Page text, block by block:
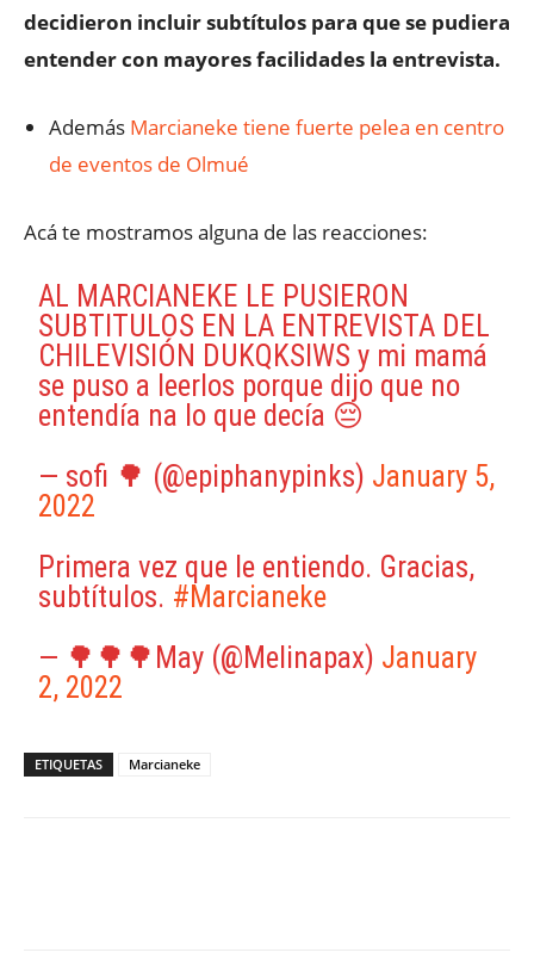
decidieron incluir subtítulos para que se pudiera
entender con mayores facilidades la entrevista.
Además Marcianeke tiene fuerte pelea en centro
de eventos de Olmué
Acá te mostramos alguna de las reacciones:
AL MARCIANEKE LE PUSIERON
SUBTITULOS EN LA ENTREVISTA DEL
CHILEVISIÓN DUKQKSIWS y mi mamá
se puso a leerlos porque dijo que no
entendía na lo que decía 😔
— sofi 🌳 (@epiphanypinks) January 5,
2022
Primera vez que le entiendo. Gracias,
subtítulos. #Marcianeke
— 🌳🌳🌳May (@Melinapax) January
2, 2022
ETIQUETAS Marcianeke